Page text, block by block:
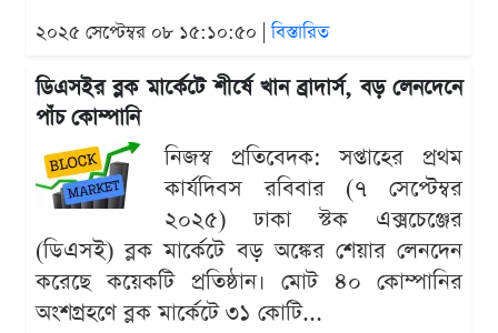
২০২৫ সেপ্টেম্বর ০৮ ১৫:১০:৫০ |বিস্তারিত
ডিএসইর ব্লক মার্কেটে শীর্ষে খান ব্রাদার্স, বড় লেনদেনে
পাঁচ কোম্পানি
নিজস্ব প্রতিবেদক: সপ্তাহের প্রথম
কার্যদিবস রবিবার (৭ সেপ্টেম্বর
২০২৫) ঢাকা স্টক এক্সচেঞ্জের
(ডিএসই) ব্লক মার্কেটে বড় অঙ্কের শেয়ার লেনদেন
করেছে কয়েকটি প্রতিষ্ঠান। মোট ৪০ কোম্পানির
অংশগ্রহণে ব্লক মার্কেটে ৩১ কোটি...